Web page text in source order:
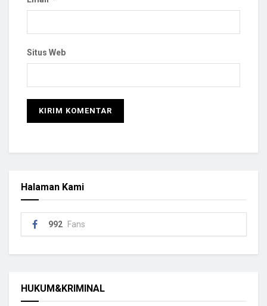
Situs Web
Halaman Kami
992 Fans
HUKUM&KRIMINAL